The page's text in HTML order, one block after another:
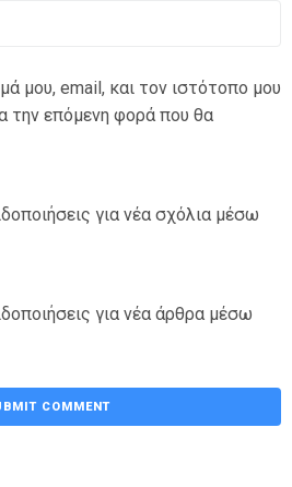
μου, email, και τον ιστότοπο μου
την επόμενη φορά που θα
για νέα σχόλια μέσω
για νέα άρθρα μέσω